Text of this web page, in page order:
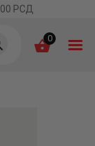
РСД
0